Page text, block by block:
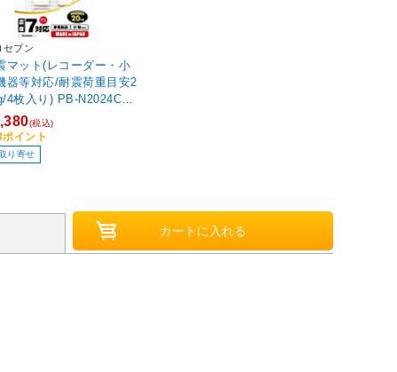
セブン
マット(レコーダー・小
器等対応/耐震荷重目安2
4枚入り) PB-N2024C
ックカメラグループオ
ナル】
(税込)
イント
り寄せ